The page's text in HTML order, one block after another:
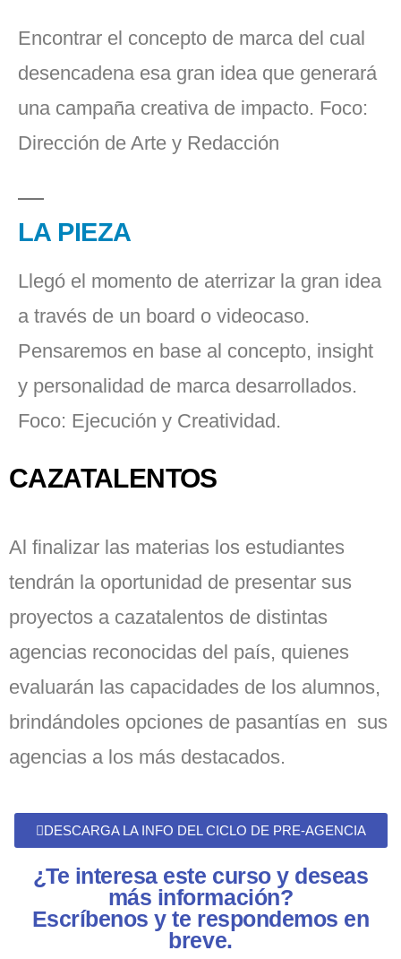
Encontrar el concepto de marca del cual
desencadena esa gran idea que generará
una campaña creativa de impacto. Foco:
Dirección de Arte y Redacción
LA PIEZA
Llegó el momento de aterrizar la gran idea
a través de un board o videocaso.
Pensaremos en base al concepto, insight
y personalidad de marca desarrollados.
Foco: Ejecución y Creatividad.
CAZATALENTOS
Al finalizar las materias los estudiantes
tendrán la oportunidad de presentar sus
proyectos a cazatalentos de distintas
agencias reconocidas del país, quienes
evaluarán las capacidades de los alumnos,
brindándoles opciones de pasantías en sus
agencias a los más destacados.
DESCARGA LA INFO DEL CICLO DE PRE-AGENCIA
¿Te interesa este curso y deseas
más información?
Escríbenos y te respondemos en
breve.